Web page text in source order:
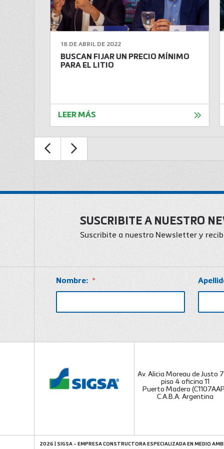
18 DE ABRIL DE 2022
BUSCAN FIJAR UN PRECIO MÍNIMO
PARA EL LITIO
LEER MÁS
SUSCRIBITE A NUESTRO
Suscribite a nuestro Newsletter y
Nombre: *
Av. Alicia Moreau de Justo
piso 4 oficina 11
Puerto Madero
C.A.B.A. Argentina
2026 | SIGSA - EMPRESA CONSTRUCTORA ESPECIALIZADA EN MEDIO